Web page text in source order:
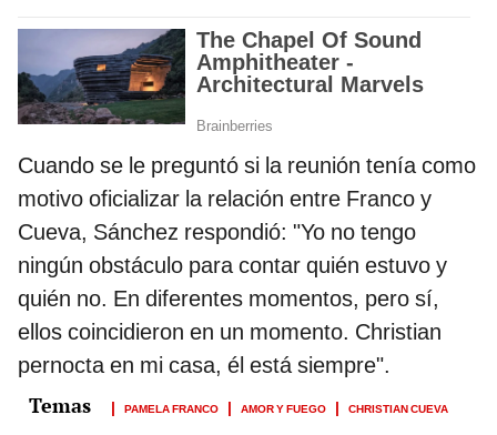
Cuando se le preguntó si la reunión tenía como
motivo oficializar la relación entre Franco y
Cueva, Sánchez respondió: "Yo no tengo
ningún obstáculo para contar quién estuvo y
quién no. En diferentes momentos, pero sí,
ellos coincidieron en un momento. Christian
pernocta en mi casa, él está siempre".
PAMELA FRANCO AMOR Y FUEGO CHRISTIAN CUEVA